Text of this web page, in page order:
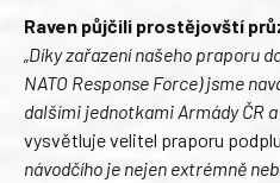
Raven půjčili prostějovští
„Díky zařazení našeho praporu
NATO Response Force) jsme
dalšími jednotkami Armády ČR
vysvětluje velitel praporu
návodčího je nejen extrémně